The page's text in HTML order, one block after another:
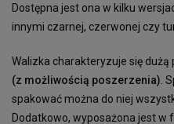
Dostępna jest ona w kilku
innymi czarnej, czerwonej czy
Walizka charakteryzuje się
(z możliwością poszerzenia) .
spakować można do niej
Dodatkowo, wyposażona jest w